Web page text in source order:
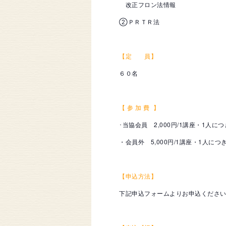
改正フロン法情報
②ＰＲＴＲ法
【定 員】
６０名
【 参 加 費 】
･当協会員 2,000円/1講座・1人につ
・会員外 5,000円/1講座・1人につき
【申込方法】
下記申込フォームよりお申込ください